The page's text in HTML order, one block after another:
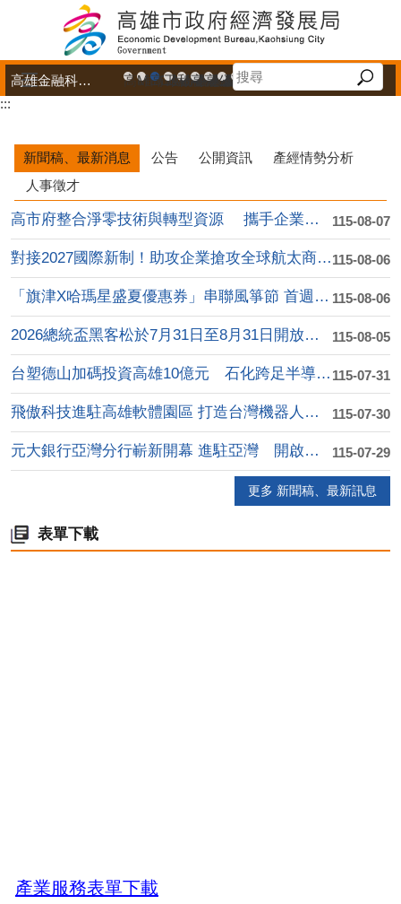
跳到主要內容區塊
高雄市政府中小企業升級輔導網站
MEGABAY大港創艦
高雄金融科技創新園區
工廠登記線上申辦系統
和發產業園區
高雄工業資訊平台
高雄本洲產業園區服務中心
公司、商業登記主題網
高雄市友善商家
高雄市政府經濟發展局-
工業管線防災教育資
高雄市綠能管理資
高雄市綠能管理
高雄淨零商轉
高雄招商網
高雄會展網
專刊『
雄心
「我
高雄金融科技創新園區
:::
新聞稿、最新消息 公告 公開資訊
產經情勢分析
人事徵才
115-08-07
高市府整合淨零技術與轉型資源 攜手企業加速低碳轉....
115-08-06
對接2027國際新制！助攻企業搶攻全球航太商機 ....
115-08-06
「旗津X哈瑪星盛夏優惠券」串聯風箏節 首週吸引逾....
115-08-05
2026總統盃黑客松於7月31日至8月31日開放徵....
115-07-31
台塑德山加碼投資高雄10億元 石化跨足半導體高值化....
115-07-30
飛傲科技進駐高雄軟體園區 打造台灣機器人產業自動化....
115-07-29
元大銀行亞灣分行嶄新開幕 進駐亞灣 開啟高資產金融....
更多 新聞稿、最新訊息
表單下載
產業服務表單下載